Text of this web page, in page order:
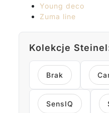
Young deco
Zuma line
Kolekcje
Brak
SensIQ